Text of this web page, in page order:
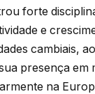
forte
e
cambiais,
presença em
na